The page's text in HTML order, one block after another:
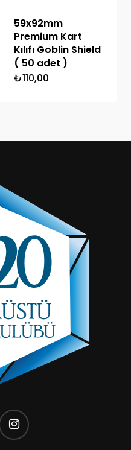
59x92mm
Premium Kart
Kılıfı Goblin Shield
( 50 adet )
₺110,00
instagram